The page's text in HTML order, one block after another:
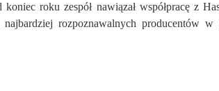
roku zespół nawiązał współpracę z
rozpoznawalnych producentów w